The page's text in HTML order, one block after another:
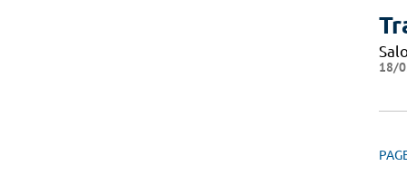
18/